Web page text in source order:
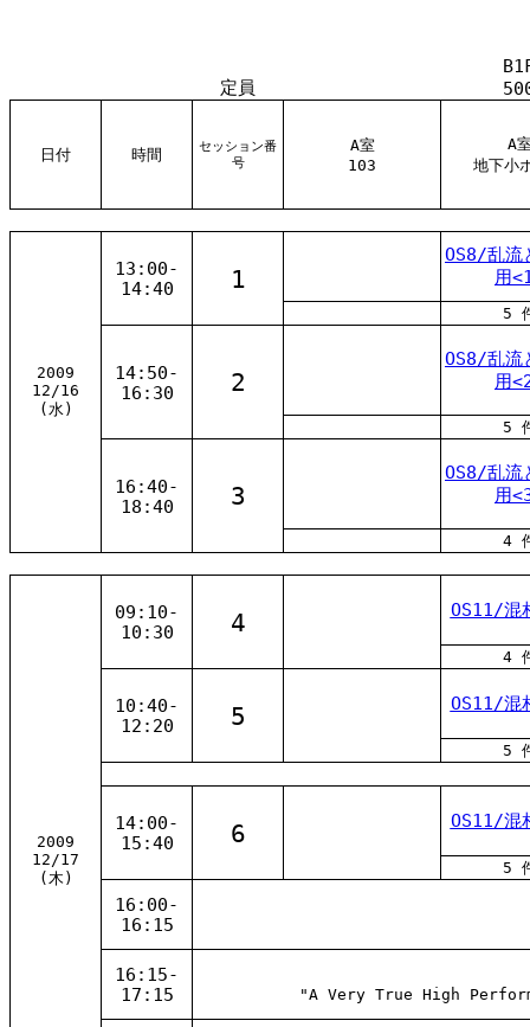
定員
日付 時間
セッション番
号
A室
103
A
地下小
2009
12/16
(水)
13:00-
14:40
1
OS8/乱流
用
5
14:50-
16:30
2
OS8/乱流
用
5
16:40-
18:40
3
OS8/乱流
用
4
2009
12/17
(木)
09:10-
10:30
4 OS11/混
4
10:40-
12:20
5 OS11/混
5
14:00-
15:40
6 OS11/混
5
16:00-
16:15
16:15-
17:15
"A Very True High